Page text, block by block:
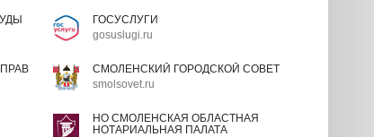
ГОСУСЛУГИ
gosuslugi.ru
СМОЛЕНСКИЙ ГОРОДСКОЙ СОВЕТ
smolsovet.ru
НО СМОЛЕНСКАЯ ОБЛАСТНАЯ
НОТАРИАЛЬНАЯ ПАЛАТА